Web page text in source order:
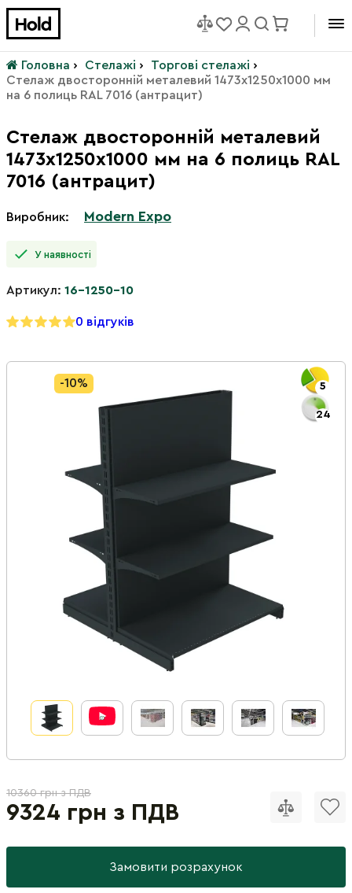
Головна › Стелажі › Торгові стелажі ›
Стелаж двосторонній металевий 1473х1250х1000 мм
на 6 полиць RAL 7016 (антрацит)
Стелаж двосторонній металевий
1473х1250х1000 мм на 6 полиць RAL
7016 (антрацит)
Виробник: Modern Expo
У наявності
Артикул: 16-1250-10
0 відгуків
-10% 5
24
10360 грн з ПДВ
9324 грн з ПДВ
Замовити розрахунок